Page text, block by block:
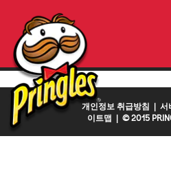
홈 진행중인이벤트
개인정보 취급방침 서
이트맵 | © 2015